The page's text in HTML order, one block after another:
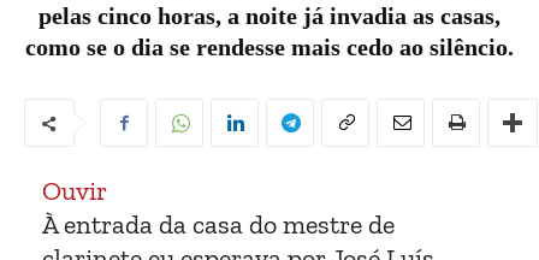
pelas cinco horas, a noite já invadia as casas,
como se o dia se rendesse mais cedo ao silêncio.
Ouvir
À entrada da casa do mestre de